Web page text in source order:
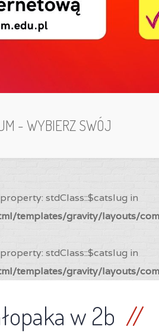
- WYBIERZ SWÓJ
stdClass::$catslug in
templates/gravity/layouts/
stdClass::$catslug in
templates/gravity/layouts/
w 2b